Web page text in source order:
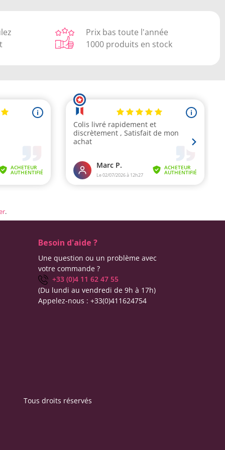
Prix bas toute l'année
1000 produits en stock
.
Besoin d'aide ?
Une question ou un problème avec
votre commande ?
+33 (0)4 11 62 47 55
(Du lundi au vendredi de 9h à 17h)
Appelez-nous : +33(0)411624754
Tous droits réservés